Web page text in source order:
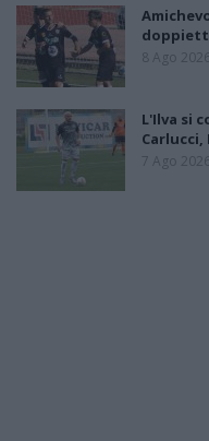
8 Ago 2026
L'Ilva si
Carlucci,
7 Ago 2026